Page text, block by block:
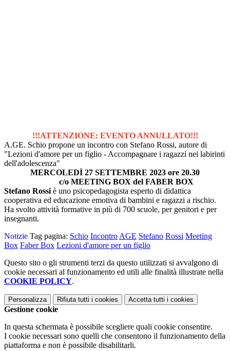
!!!ATTENZIONE: EVENTO ANNULLATO!!!
A.GE. Schio propone un incontro con Stefano Rossi, autore di
"Lezioni d'amore per un figlio - Accompagnare i ragazzi nei labirinti
dell'adolescenza"
MERCOLEDÌ 27 SETTEMBRE 2023 ore 20.30
c/o MEETING BOX del FABER BOX
Stefano Rossi è uno psicopedagogista esperto di didattica
cooperativa ed educazione emotiva di bambini e ragazzi a rischio.
Ha svolto attività formative in più di 700 scuole, per genitori e per
insegnanti.
Notizie Tag pagina: Schio Incontro AGE Stefano Rossi Meeting
Box Faber Box Lezioni d'amore per un figlio
Questo sito o gli strumenti terzi da questo utilizzati si avvalgono di
cookie necessari al funzionamento ed utili alle finalità illustrate nella
COOKIE POLICY.
Personalizza Rifiuta tutti i cookies Accetta tutti i cookies
Gestione cookie
In questa schermata è possibile scegliere quali cookie consentire.
I cookie necessari sono quelli che consentono il funzionamento della
piattaforma e non è possibile disabilitarli.